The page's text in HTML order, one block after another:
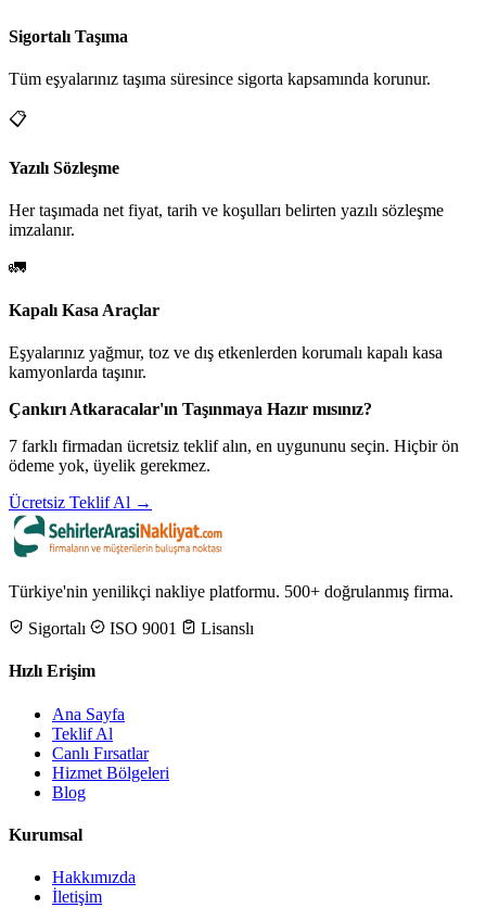
Sigortalı Taşıma
Tüm eşyalarınız taşıma süresince sigorta kapsamında korunur.
📋
Yazılı Sözleşme
Her taşımada net fiyat, tarih ve koşulları belirten yazılı sözleşme
imzalanır.
🚛
Kapalı Kasa Araçlar
Eşyalarınız yağmur, toz ve dış etkenlerden korumalı kapalı kasa
kamyonlarda taşınır.
Çankırı Atkaracalar'ın Taşınmaya Hazır mısınız?
7 farklı firmadan ücretsiz teklif alın, en uygununu seçin. Hiçbir ön
ödeme yok, üyelik gerekmez.
Ücretsiz Teklif Al →
Türkiye'nin yenilikçi nakliye platformu. 500+ doğrulanmış firma.
Sigortalı
ISO 9001 Lisanslı
Hızlı Erişim
Ana Sayfa
Teklif Al
Canlı Fırsatlar
Hizmet Bölgeleri
Blog
Kurumsal
Hakkımızda
İletişim